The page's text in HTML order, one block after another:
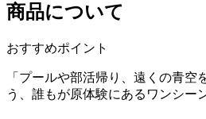
商品について
おすすめポイント
「プールや部活帰り、遠くの青空
う、誰もが原体験にあるワンシー